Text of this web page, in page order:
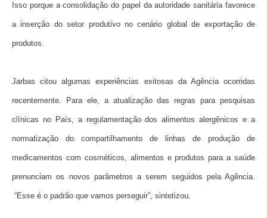
Isso porque a consolidação do papel da autoridade sanitária favorece
a inserção do setor produtivo no cenário global de exportação de
produtos.
Jarbas citou algumas experiências exitosas da Agência ocorridas
recentemente. Para ele, a atualização das regras para pesquisas
clínicas no País, a regulamentação dos alimentos alergênicos e a
normatização do compartilhamento de linhas de produção de
medicamentos com cosméticos, alimentos e produtos para a saúde
prenunciam os novos parâmetros a serem seguidos pela Agência.
“Esse é o padrão que vamos perseguir”, sintetizou.